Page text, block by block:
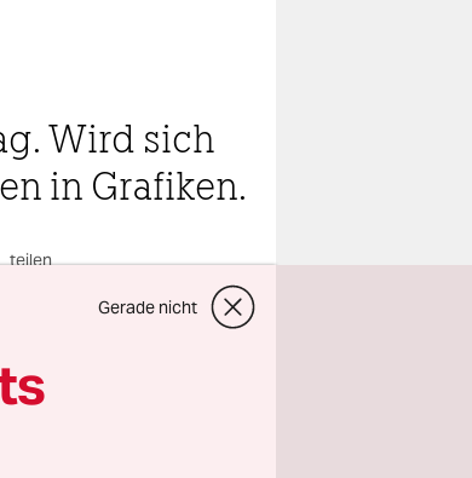
Wird sich
in Grafiken.
teilen
Gerade nicht